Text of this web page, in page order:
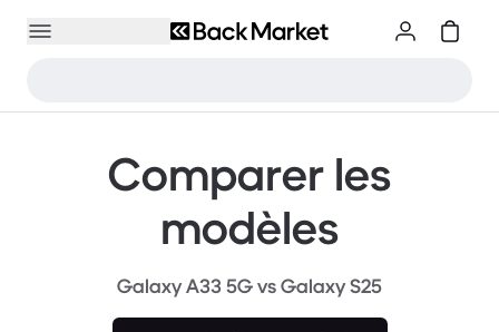
Comparer les
modèles
Galaxy A33 5G vs Galaxy S25